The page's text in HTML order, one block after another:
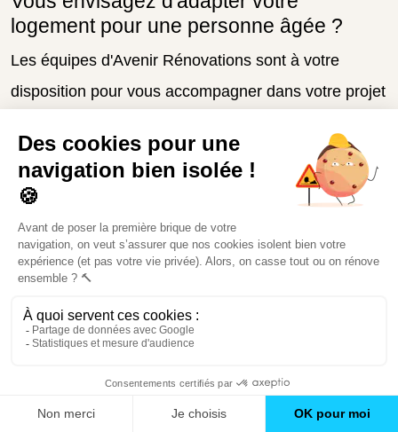
logement pour une personne âgée ?
Les équipes d'Avenir Rénovations sont à votre
disposition pour vous accompagner dans votre projet
confortable et adapté aux besoins spécifiques des
seniors. Confiez-nous votre projet pour des travaux
personnalisé de A à Z.